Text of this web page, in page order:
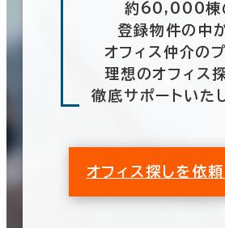
約60,000棟
登録物件の中
オフィス仲介の
理想のオフィス
徹底サポートいた
オフィス探しを依